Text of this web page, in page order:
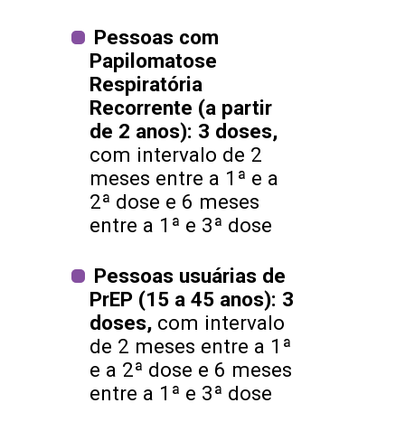
Pessoas com
Papilomatose
Respiratória
Recorrente (a partir
de 2 anos): 3 doses,
com intervalo de 2
meses entre a 1ª e a
2ª dose e 6 meses
entre a 1ª e 3ª dose
Pessoas usuárias de
PrEP (15 a 45 anos): 3
doses, com intervalo
de 2 meses entre a 1ª
e a 2ª dose e 6 meses
entre a 1ª e 3ª dose